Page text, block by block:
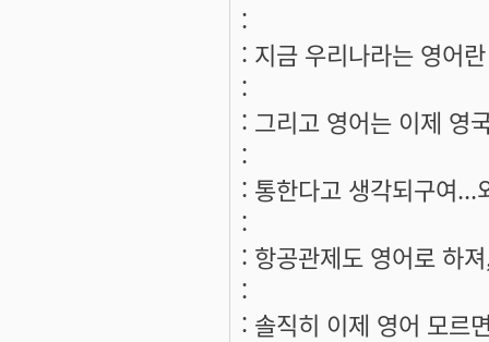
:
: 지금 우리나라는 영어
:
: 그리고 영어는 이제 영
:
: 통한다고 생각되구여...
:
: 항공관제도 영어로 하
:
: 솔직히 이제 영어 모르